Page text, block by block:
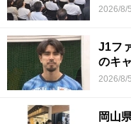
2026/8/
J1フ
のキ
2026/8/
岡山